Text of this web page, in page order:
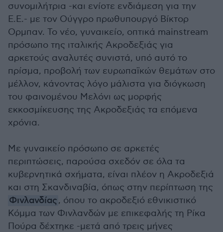
συνομιλήτρια -και ενίοτε ενδιάμεση για την
Ε.Ε.- με τον Ούγγρο πρωθυπουργό Βίκτορ
Ορμπαν. Το νέο, γυναικείο, οπτικά mainstream
πρόσωπο της ιταλικής Ακροδεξιάς για
αρκετούς αναλυτές συνιστά, υπό αυτό το
πρίσμα, προβολή των ευρωπαϊκών θεμάτων στο
μέλλον, κάνοντας λόγο μάλιστα για διόγκωση
του φαινομένου Μελόνι ως μορφής
εκκοσμίκευσης της Ακροδεξιάς τα επόμενα
χρόνια.
Με γυναικείο πρόσωπο σε αρκετές
περιπτώσεις, παρούσα σχεδόν σε όλα τα
κυβερνητικά σχήματα, είναι πλέον η Ακροδεξιά
και στη Σκανδιναβία, όπως στην περίπτωση της
Φινλανδίας, όπου το ακροδεξιό εθνικιστικό
Κόμμα των Φινλανδών με επικεφαλής τη Ρίκα
Πούρα δέχτηκε -μετά από τρεις μήνες